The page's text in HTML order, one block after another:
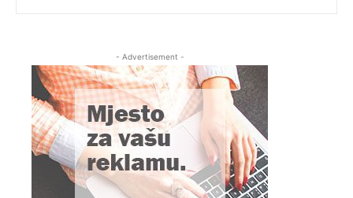
- Advertisement -